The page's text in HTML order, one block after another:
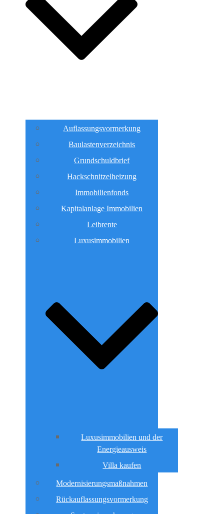
Auflassungsvormerkung
Baulastenverzeichnis
Grundschuldbrief
Hackschnitzelheizung
Immobilienfonds
Kapitalanlage Immobilien
Leibrente
Luxusimmobilien
Luxusimmobilien und der
Energieausweis
Villa kaufen
Modernisierungsmaßnahmen
Rückauflassungsvormerkung